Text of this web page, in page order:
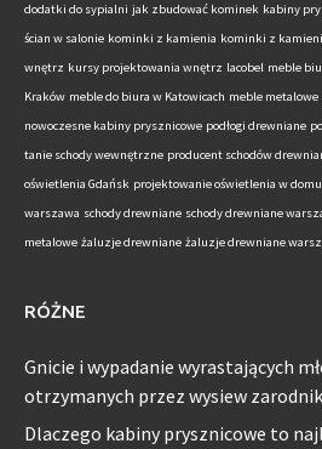
dodatki do sypialni jak zbudować kominek kabiny
ścian w salonie kominki z kamienia kominki z
wnętrz kursy projektowania wnętrz lacobel meble
Kraków meble do biura w Katowicach meble
nowoczesne kabiny prysznicowe podłogi drewniane
tanie schody wewnętrzne producent schodów
oświetlenia Gdańsk projektowanie oświetlenia w domu
warszawa schody drewniane schody drewniane
metalowe żaluzje drewniane żaluzje drewniane
RÓŻNE
Gnicie i wypadanie wyrastających
otrzymanych przez wysiew
Dlaczego kabiny prysznicowe to